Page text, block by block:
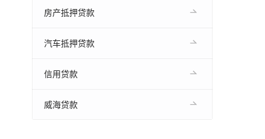
房产抵押贷款
汽车抵押贷款
信用贷款
威海贷款